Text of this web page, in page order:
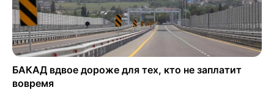
БАКАД вдвое дороже для тех, кто не заплатит
вовремя